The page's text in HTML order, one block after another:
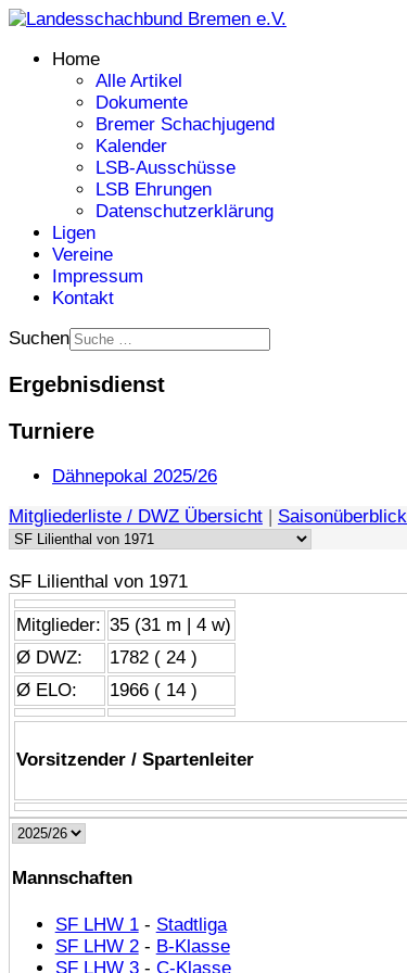
Home
Alle Artikel
Dokumente
Bremer Schachjugend
Kalender
LSB-Ausschüsse
LSB Ehrungen
Datenschutzerklärung
Ligen
Vereine
Impressum
Kontakt
Suchen
Ergebnisdienst
Turniere
Dähnepokal 2025/26
Mitgliederliste / DWZ Übersicht | Saisonüberblick
SF Lilienthal von 1971
Mitglieder: 35 (31 m | 4 w)
Ø DWZ:
1782 ( 24 )
Ø ELO:
1966 ( 14 )
Vorsitzender / Spartenleiter
Mannschaften
SF LHW 1- Stadtliga
SF LHW 2- B-Klasse
SF LHW 3- C-Klasse